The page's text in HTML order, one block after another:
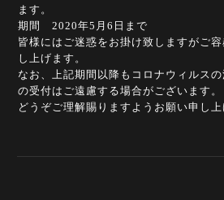
ます。
期間 2020年5月6日まで
皆様にはご迷惑をお掛け致しますがご
し上げます。
なお、上記期間以降もコロナウィルス
の受付はご遠慮する場合がございます。
どうぞご理解賜りますようお願い申し上